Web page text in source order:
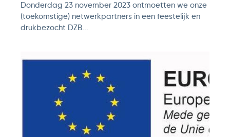
Donderdag 23 november 2023 ontmoetten we onze
(toekomstige) netwerkpartners in een feestelijk en
drukbezocht DZB...